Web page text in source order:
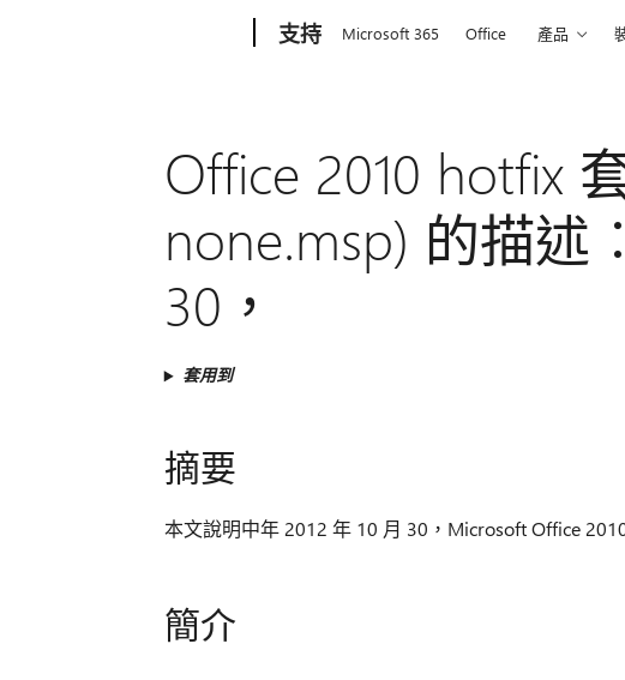
支持 Microsoft 365 Office 產品
Office 2010 hotfix
none.msp) 的描述
30，
套用到
摘要
本文說明中年 2012 年 10 月 30，Microsoft Office
簡介